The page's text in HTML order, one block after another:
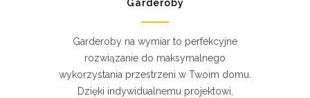
Garderoby
Garderoby na wymiar to perfekcyjne
rozwiązanie do maksymalnego
wykorzystania przestrzeni w Twoim domu.
Dzięki indywidualnemu projektowi,